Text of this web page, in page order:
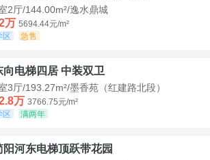
2厅/144.00m²/逸水鼎城
万 5694.44元/m²
区
急售
向电梯四居 中装双卫
3厅/193.27m²/墨香苑（红建路北段）
万 3766.75元/m²
区
满两年
阳河东电梯顶跃带花园